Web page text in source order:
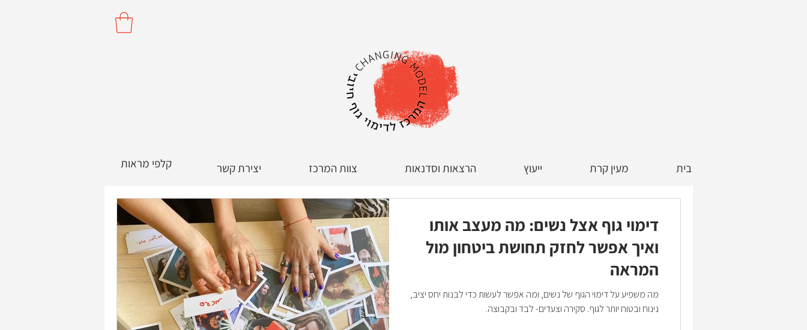
בית מעין קרת ייעוץ הרצאות וסדנאות צוות המרכז יצירת קשר קלפי מראות
דימוי גוף אצל נשים: מה מעצב אותו
ואיך אפשר לחזק תחושת ביטחון מול
המראה
מה משפיע על דימוי הגוף של נשים, ומה אפשר לעשות כדי לבנות יחס יציב,
נינוח ובטוח יותר לגוף. סקירה וצעדים- לבד ובקבוצה.